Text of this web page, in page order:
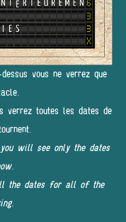
vous ne verrez que
verrez toutes les dates de
will see only the dates
the dates for all of the